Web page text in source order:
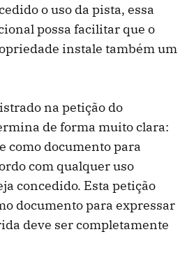
o uso da pista, essa
possa facilitar que o
instale também um
na petição do
de forma muito clara:
como documento para
com qualquer uso
concedido. Esta petição
documento para expressar
deve ser completamente